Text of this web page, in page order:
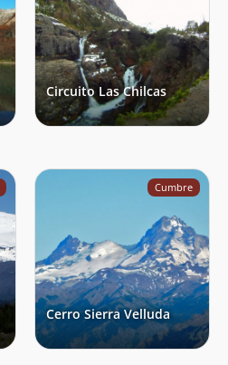
Circuito Las Chilcas
Cumbre
Cerro Sierra Velluda